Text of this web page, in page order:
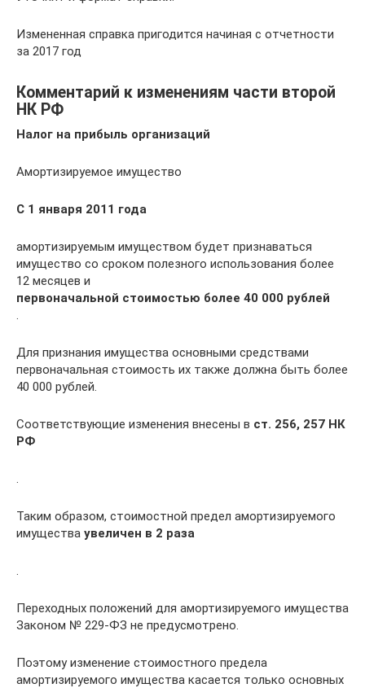
Измененная справка пригодится начиная с отчетности
за 2017 год
Комментарий к изменениям части второй
НК РФ
Налог на прибыль организаций
Амортизируемое имущество
С 1 января 2011 года
амортизируемым имуществом будет признаваться
имущество со сроком полезного использования более
12 месяцев и
первоначальной стоимостью более 40 000 рублей
.
Для признания имущества основными средствами
первоначальная стоимость их также должна быть более
40 000 рублей.
Соответствующие изменения внесены в ст. 256, 257 НК
РФ
.
Таким образом, стоимостной предел амортизируемого
имущества увеличен в 2 раза
.
Переходных положений для амортизируемого имущества
Законом № 229-ФЗ не предусмотрено.
Поэтому изменение стоимостного предела
амортизируемого имущества касается только основных